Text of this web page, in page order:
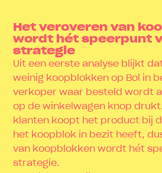
Het veroveren van
wordt hét speerpunt
strategie
Uit een eerste analyse blijkt
weinig koopblokken op Bol in
verkoper waar besteld wordt
op de winkelwagen knop drukt.
klanten koopt het product bij
het koopblok in bezit heeft,
van koopblokken wordt hét
strategie.